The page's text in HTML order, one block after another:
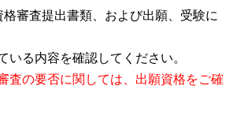
審査提出書類、および出願、受験に
る内容を確認してください。
の要否に関しては、出願資格をご確